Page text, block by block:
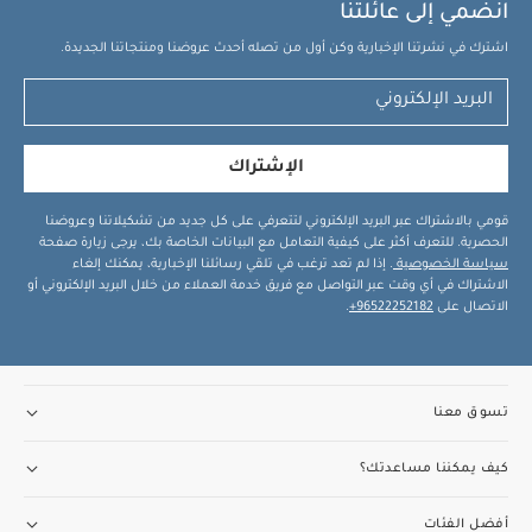
انضمي إلى عائلتنا
اشترك في نشرتنا الإخبارية وكن أول من تصله أحدث عروضنا ومنتجاتنا الجديدة.
الإشتراك
قومي بالاشتراك عبر البريد الإلكتروني لتتعرفي على كل جديد من تشكيلاتنا وعروضنا
الحصرية. للتعرف أكثر على كيفية التعامل مع البيانات الخاصة بك، يرجى زيارة صفحة
سياسة الخصوصية . إذا لم تعد ترغب في تلقي رسائلنا الإخبارية، يمكنك إلغاء
الاشتراك في أي وقت عبر التواصل مع فريق خدمة العملاء من خلال البريد الإلكتروني أو
الاتصال على 96522252182+
.
تسوق معنا
كيف يمكننا مساعدتك؟
أفضل الفئات